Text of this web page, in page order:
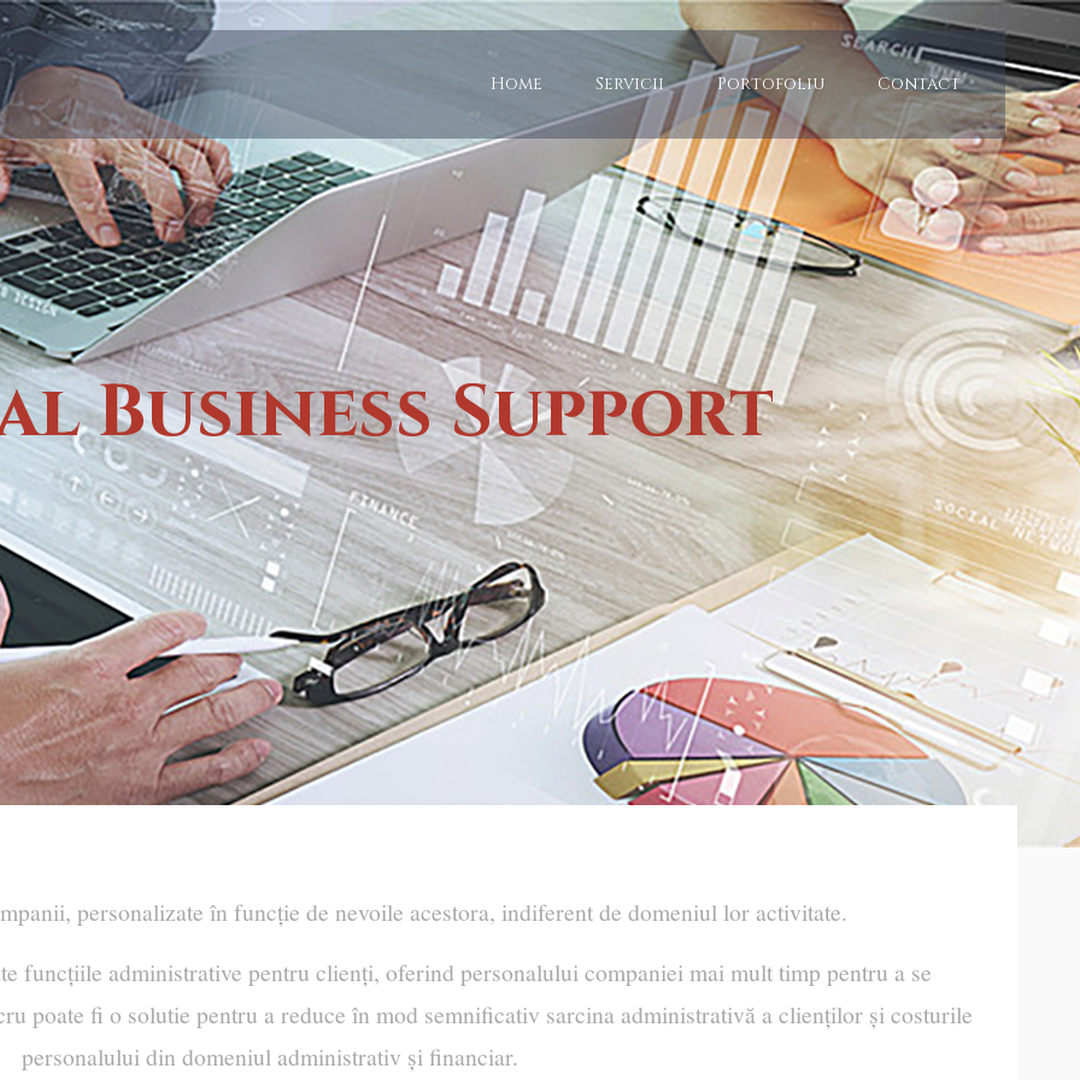
Home Servicii Portofoliu Contact
Business Support
personalizate în funcție de nevoile acestora, indiferent de domeniul lor activitate.
funcțiile administrative pentru clienți, oferind personalului companiei mai mult timp pentru a se
poate fi o solutie pentru a reduce în mod semnificativ sarcina administrativă a clienților și costurile
personalului din domeniul administrativ și financiar.